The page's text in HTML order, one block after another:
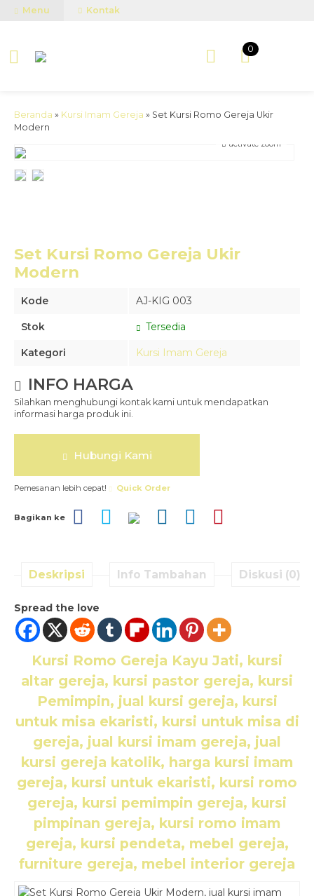
Menu Kontak
0
Beranda » Kursi Imam Gereja » Set Kursi Romo Gereja Ukir
Modern
activate zoom
Set Kursi Romo Gereja Ukir
Modern
Kode AJ-KIG 003
Stok Tersedia
Kategori Kursi Imam Gereja
INFO HARGA
Silahkan menghubungi kontak kami untuk mendapatkan
informasi harga produk ini.
Hubungi Kami
Pemesanan lebih cepat! Quick Order
Bagikan ke
Deskripsi Info Tambahan Diskusi (0)
Spread the love
Kursi Romo Gereja Kayu Jati, kursi
altar gereja, kursi pastor gereja, kursi
Pemimpin, jual kursi gereja, kursi
untuk misa ekaristi, kursi untuk misa di
gereja, jual kursi imam gereja, jual
kursi gereja katolik, harga kursi imam
gereja, kursi untuk ekaristi, kursi romo
gereja, kursi pemimpin gereja, kursi
pimpinan gereja, kursi romo imam
gereja, kursi pendeta, mebel gereja,
furniture gereja, mebel interior gereja